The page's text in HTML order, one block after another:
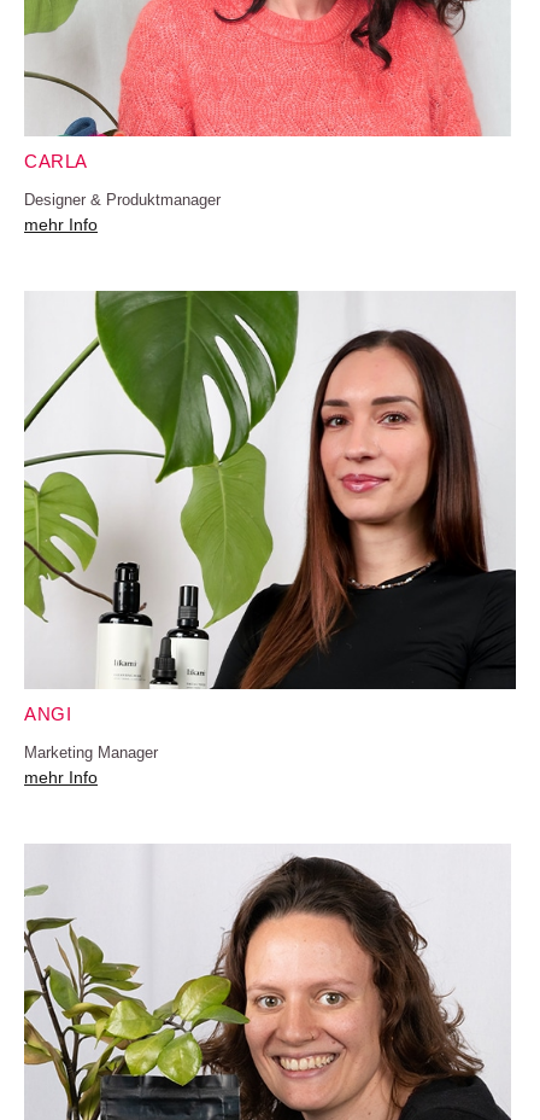
CARLA
Designer & Produktmanager
mehr Info
ANGI
Marketing Manager
mehr Info